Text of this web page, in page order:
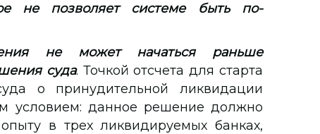
не позволяет системе быть по-
не может начаться раньше
суда. Точкой отсчета для старта
о принудительной ликвидации
условием: данное решение должно
в трех ликвидируемых банках,